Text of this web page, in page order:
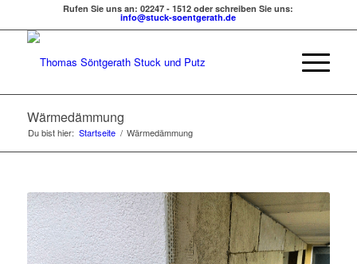
Rufen Sie uns an: 02247 - 1512 oder schreiben Sie uns:
info@stuck-soentgerath.de
Wärmedämmung
Du bist hier: Startseite / Wärmedämmung